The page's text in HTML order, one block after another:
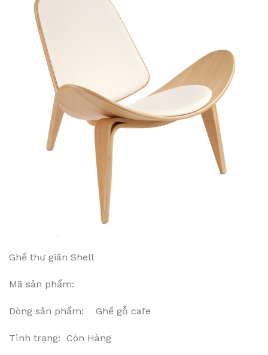
Ghế thư giãn Shell
Mã sản phẩm:
Dòng sản phẩm: Ghế gỗ cafe
Tình trạng: Còn Hàng